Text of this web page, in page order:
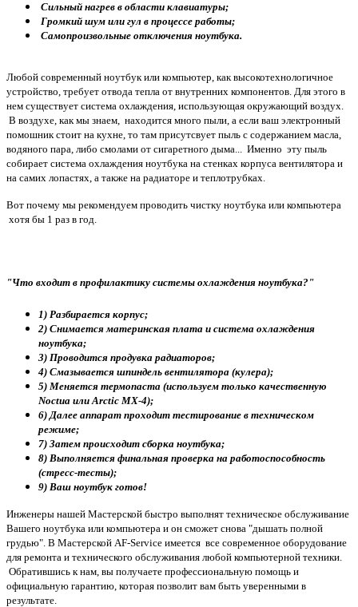
Сильный нагрев в области клавиатуры;
Громкий шум или гул в процессе работы;
Самопроизвольные отключения ноутбука.
Любой современный ноутбук или компьютер, как высокотехнологичное
устройство, требует отвода тепла от внутренних компонентов. Для этого в
нем существует система охлаждения, использующая окружающий воздух.
В воздухе, как мы знаем, находится много пыли, а если ваш электронный
помошник стоит на кухне, то там присутсвует пыль с содержанием масла,
водяного пара, либо смолами от сигаретного дыма... Именно эту пыль
собирает система охлаждения ноутбука на стенках корпуса вентилятора и
на самих лопастях, а также на радиаторе и теплотрубках.
Вот почему мы рекомендуем проводить чистку ноутбука или компьютера
хотя бы 1 раз в год.
"Что входит в профилактику системы охлаждения ноутбука?"
1) Разбирается корпус;
2) Снимается материнская плата и система охлаждения
ноутбука;
3) Проводится продувка радиаторов;
4) Смазывается шпиндель вентилятора (кулера);
5) Меняется термопаста (используем только качественную
Noctua или Arctic MX-4);
6) Далее аппарат проходит тестирование в техническом
режиме;
7) Затем происходит сборка ноутбука;
8) Выполняется финальная проверка на работоспособность
(стресс-тесты);
9) Ваш ноутбук готов!
Инженеры нашей Мастерской быстро выполнят техническое обслуживание
Вашего ноутбука или компьютера и он сможет снова "дышать полной
грудью". В Мастерской AF-Service имеется все современное оборудование
для ремонта и технического обслуживания любой компьютерной техники.
Обратившись к нам, вы получаете профессиональную помощь и
официальную гарантию, которая позволит вам быть уверенными в
результате.